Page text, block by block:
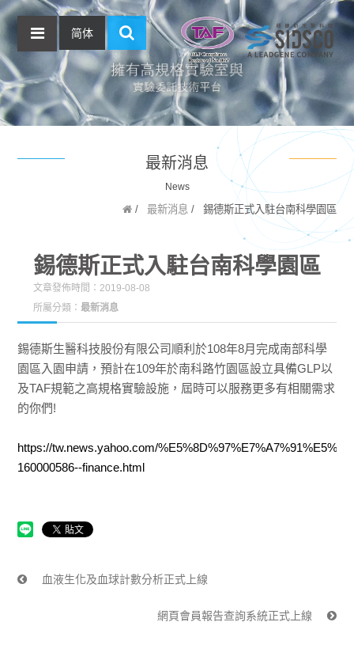
简体
最新消息
News
最新消息 錫德斯正式入駐台南科學園區
錫德斯正式入駐台南科學園區
文章發佈時間：2019-08-08
所屬分類：最新消息
錫德斯生醫科技股份有限公司順利於108年8月完成南部科學
園區入園申請，預計在109年於南科路竹園區設立具備GLP以
及TAF規範之高規格實驗設施，屆時可以服務更多有相關需求
的你們!
https://tw.news.yahoo.com/
160000586--finance.html
血液生化及血球計數分析正式上線
網頁會員報告查詢系統正式上線